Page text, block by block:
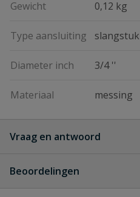
Gewicht 0,12 kg
Type aansluiting slangstuk
Diameter inch 3/4 ''
Materiaal messing
Vraag en antwoord
Beoordelingen